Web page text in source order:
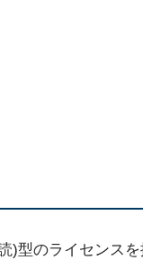
)型のライセンス